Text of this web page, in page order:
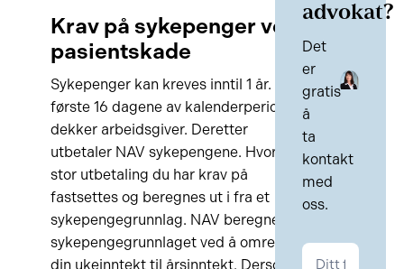
Krav på sykepenger ved
pasientskade
Sykepenger kan kreves inntil 1 år. De
første 16 dagene av kalenderperioden
dekker arbeidsgiver. Deretter
utbetaler NAV sykepengene. Hvor
stor utbetaling du har krav på
fastsettes og beregnes ut i fra et
sykepengegrunnlag. NAV beregner
sykepengegrunnlaget ved å omregne
din ukeinntekt til årsinntekt. Dersom
advokat?
Det
er
gratis
å
ta
kontakt
med
oss.
Kontakt